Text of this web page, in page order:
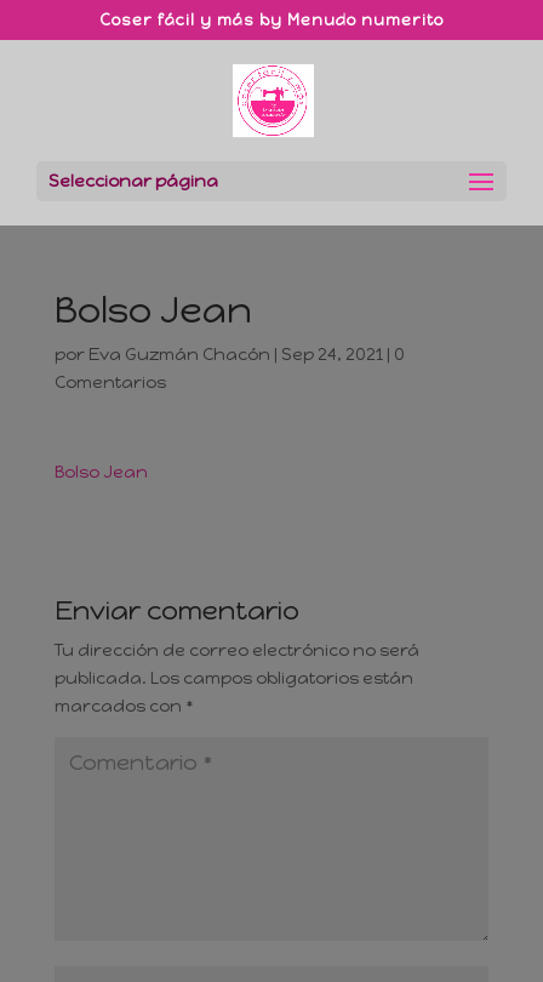
Coser fácil y más by Menudo numerito
Seleccionar página
Bolso Jean
por Eva Guzmán Chacón | Sep 24, 2021| 0
Comentarios
Bolso Jean
Enviar comentario
Tu dirección de correo electrónico no será
publicada. Los campos obligatorios están
marcados con *